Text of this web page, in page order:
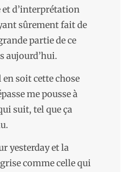
et d’interprétation
sûrement fait de
partie de ce
aujourd’hui.
en soit cette chose
me pousse à
suit, tel que ça
yesterday et la
comme celle qui